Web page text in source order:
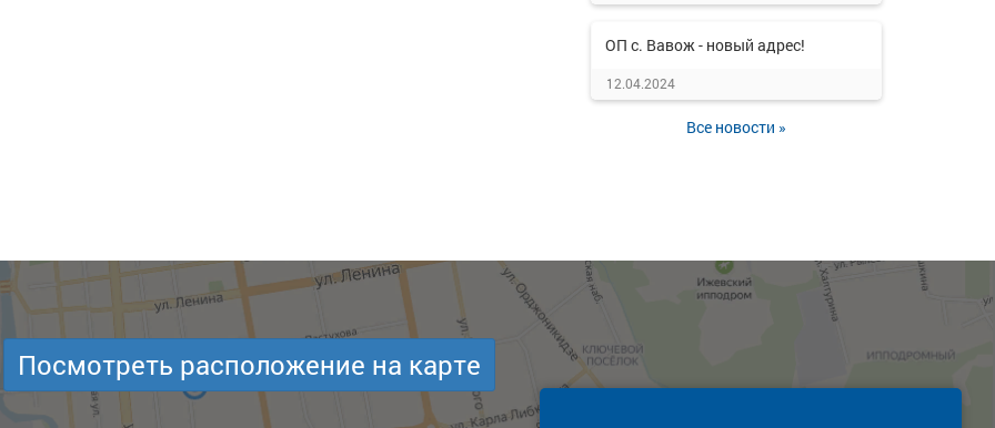
ОП с. Вавож - новый адрес!
12.04.2024
Все новости »
Посмотреть расположение на карте